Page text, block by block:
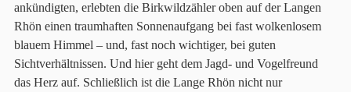
ankündigten, erlebten die Birkwildzähler oben auf der Langen
Rhön einen traumhaften Sonnenaufgang bei fast wolkenlosem
blauem Himmel – und, fast noch wichtiger, bei guten
Sichtverhältnissen. Und hier geht dem Jagd- und Vogelfreund
das Herz auf. Schließlich ist die Lange Rhön nicht nur